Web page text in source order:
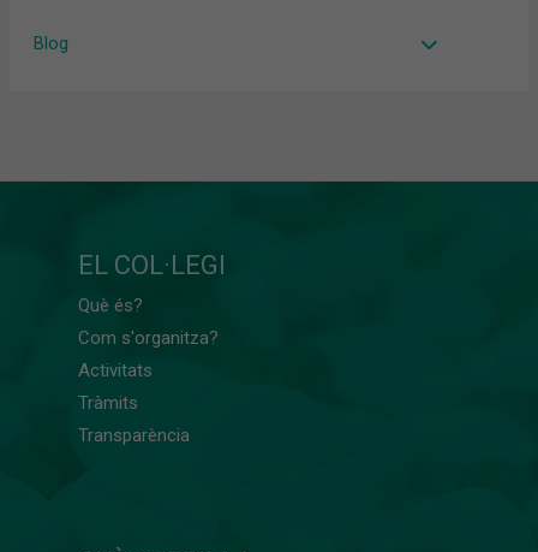
Blog
EL COL·LEGI
Què és?
Com s'organitza?
Activitats
Tràmits
Transparència